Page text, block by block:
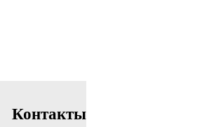
Контакты